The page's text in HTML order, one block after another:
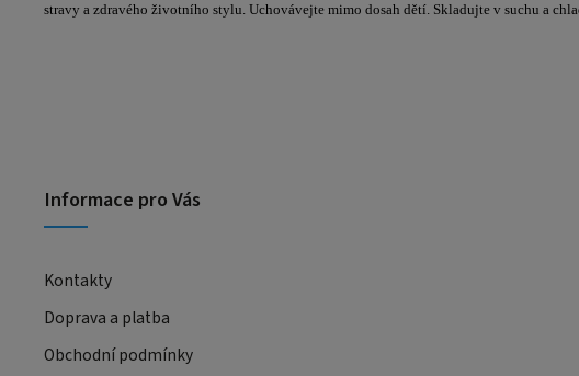
stravy a zdravého životního stylu. Uchovávejte mimo dosah dětí. Skladujte v suchu a
Informace pro Vás
Kontakty
Doprava a platba
Obchodní podmínky